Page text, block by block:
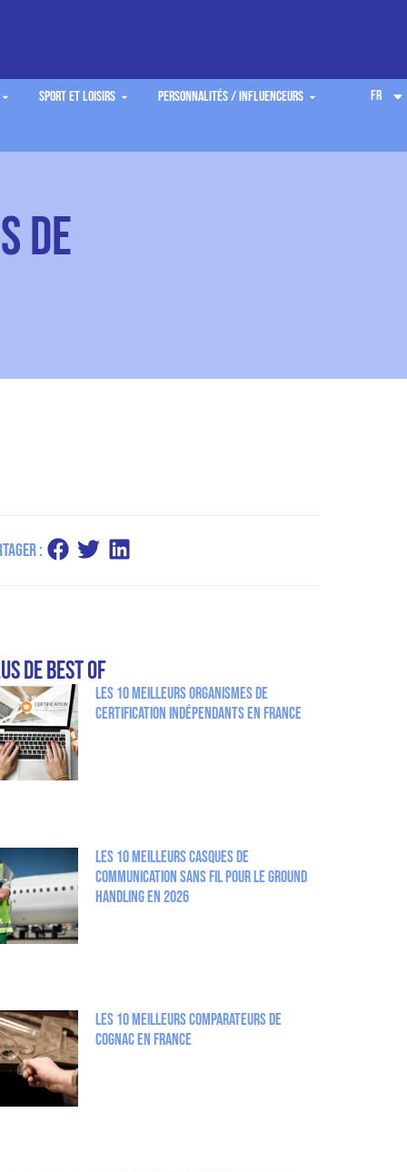
Sport et Loisirs Personnalités / Influenceurs FR
de
:
de Best Of
Les 10 meilleurs organismes de
certification indépendants en France
Les 10 meilleurs casques de
communication sans fil pour le Ground
Handling en 2026
Les 10 meilleurs comparateurs de
Cognac en France